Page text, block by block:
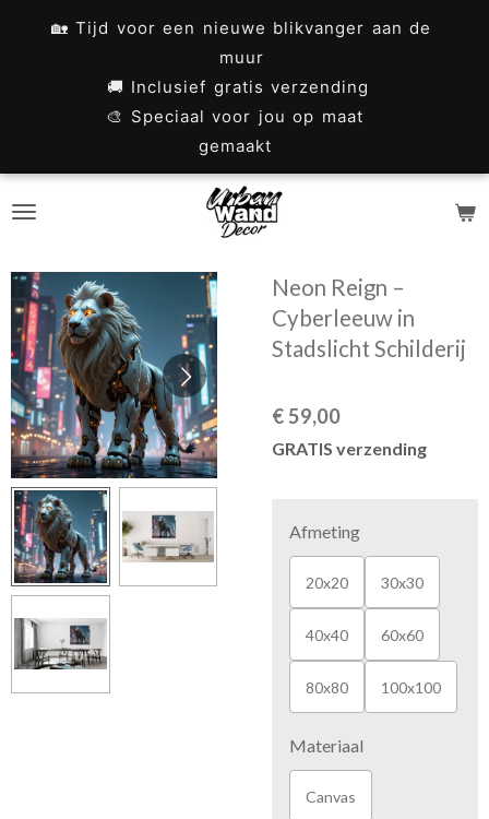
🏡 Tijd voor een nieuwe blikvanger aan de
muur
🚚 Inclusief gratis verzending
🎨 Speciaal voor jou op maat
gemaakt
Neon Reign –
Cyberleeuw in
Stadslicht Schilderij
€ 59,00
GRATIS verzending
Afmeting
20x20 30x30
40x40 60x60
80x80 100x100
Materiaal
Canvas